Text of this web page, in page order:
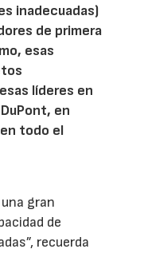
inadecuadas)
de primera
esas
líderes en
en
todo el
gran
de
recuerda